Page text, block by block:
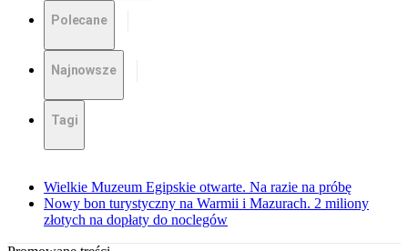
Polecane
Najnowsze
Tagi
Wielkie Muzeum Egipskie otwarte. Na razie na próbę
Nowy bon turystyczny na Warmii i Mazurach. 2 miliony
złotych na dopłaty do noclegów